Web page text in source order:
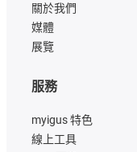
關於我們
媒體
展覽
服務
myigus 特色
線上工具